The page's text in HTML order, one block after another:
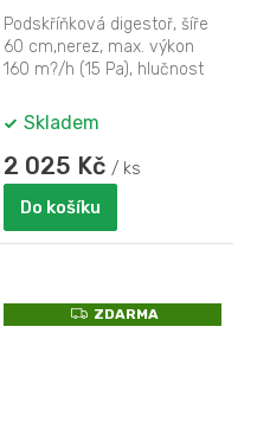
Podskříňková digestoř, šíře
60 cm,nerez, max. výkon
160 m?/h (15 Pa), hlučnost
rychlosti,...
Skladem
2 025 Kč / ks
Do košíku
Z
D
ZDARMA